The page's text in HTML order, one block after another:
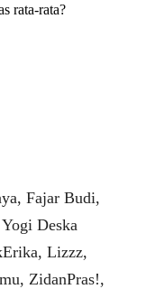
rata-rata?
Fajar Budi,
Deska
Lizzz,
ZidanPras!,